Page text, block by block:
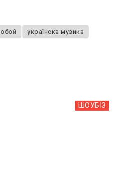
українска музика
ШОУБIЗ